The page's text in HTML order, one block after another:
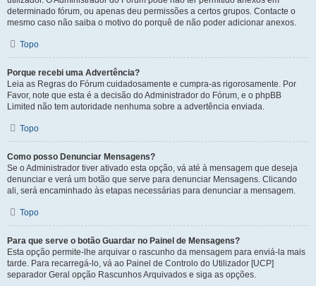
determinado fórum, ou apenas deu permissões a certos grupos. Contacte o
mesmo caso não saiba o motivo do porquê de não poder adicionar anexos.
Topo
Porque recebi uma Advertência?
Leia as Regras do Fórum cuidadosamente e cumpra-as rigorosamente. Por
Favor, note que esta é a decisão do Administrador do Fórum, e o phpBB
Limited não tem autoridade nenhuma sobre a advertência enviada.
Topo
Como posso Denunciar Mensagens?
Se o Administrador tiver ativado esta opção, vá até à mensagem que deseja
denunciar e verá um botão que serve para denunciar Mensagens. Clicando
ali, será encaminhado às etapas necessárias para denunciar a mensagem.
Topo
Para que serve o botão Guardar no Painel de Mensagens?
Esta opção permite-lhe arquivar o rascunho da mensagem para enviá-la mais
tarde. Para recarregá-lo, vá ao Painel de Controlo do Utilizador [UCP]
separador Geral opção Rascunhos Arquivados e siga as opções.